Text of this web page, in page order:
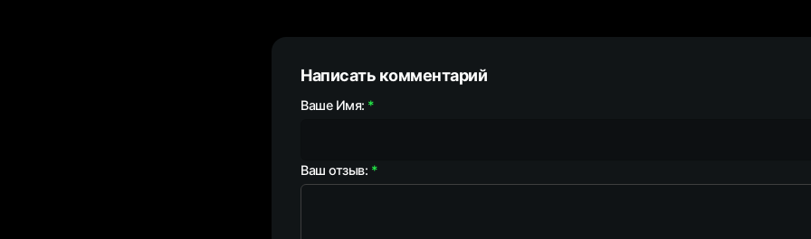
Написать комментарий
Ваше Имя:
Ваш отзыв: